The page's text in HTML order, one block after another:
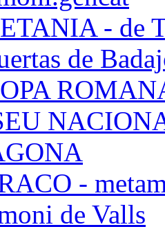
- de
de
-
de Valls